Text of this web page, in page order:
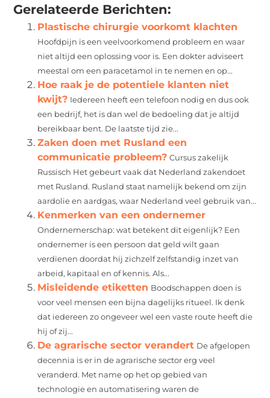
Gerelateerde Berichten:
Plastische chirurgie voorkomt klachten
Hoofdpijn is een veelvoorkomend probleem en waar
niet altijd een oplossing voor is. Een dokter adviseert
meestal om een paracetamol in te nemen en op...
Hoe raak je de potentiele klanten niet
kwijt? Iedereen heeft een telefoon nodig en dus ook
een bedrijf, het is dan wel de bedoeling dat je altijd
bereikbaar bent. De laatste tijd zie...
Zaken doen met Rusland een
communicatie probleem? Cursus zakelijk
Russisch Het gebeurt vaak dat Nederland zakendoet
met Rusland. Rusland staat namelijk bekend om zijn
aardolie en aardgas, waar Nederland veel gebruik van...
Kenmerken van een ondernemer
Ondernemerschap: wat betekent dit eigenlijk? Een
ondernemer is een persoon dat geld wilt gaan
verdienen doordat hij zichzelf zelfstandig inzet van
arbeid, kapitaal en of kennis. Als...
Misleidende etiketten Boodschappen doen is
voor veel mensen een bijna dagelijks ritueel. Ik denk
dat iedereen zo ongeveer wel een vaste route heeft die
hij of zij...
De agrarische sector verandert De afgelopen
decennia is er in de agrarische sector erg veel
veranderd. Met name op het op gebied van
technologie en automatisering waren de